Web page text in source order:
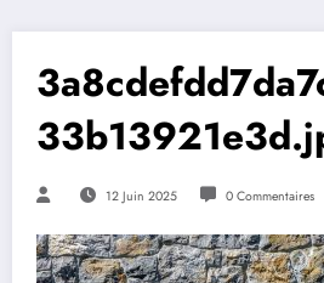
12 Juin 2025 0 Commentaires